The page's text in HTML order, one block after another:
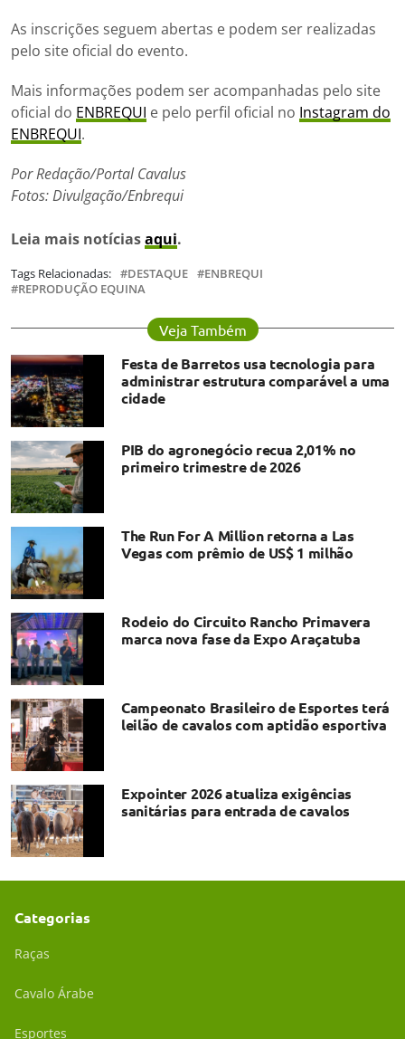
As inscrições seguem abertas e podem ser realizadas
pelo site oficial do evento.
Mais informações podem ser acompanhadas pelo site
oficial do ENBREQUI e pelo perfil oficial no Instagram do
ENBREQUI.
Por Redação/Portal Cavalus
Fotos: Divulgação/Enbrequi
Leia mais notíciasaqui.
Tags Relacionadas: DESTAQUE
ENBREQUI
REPRODUÇÃO EQUINA
Veja Também
Festa de Barretos usa tecnologia para
administrar estrutura comparável a uma
cidade
PIB do agronegócio recua 2,01% no
primeiro trimestre de 2026
The Run For A Million retorna a Las
Vegas com prêmio de US$ 1 milhão
Rodeio do Circuito Rancho Primavera
marca nova fase da Expo Araçatuba
Campeonato Brasileiro de Esportes terá
leilão de cavalos com aptidão esportiva
Expointer 2026 atualiza exigências
sanitárias para entrada de cavalos
Categorias
Raças
Cavalo Árabe
Esportes